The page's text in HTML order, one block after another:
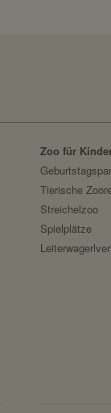
Benutzer.
Zoo für
Tierische
Streichelzoo
Spielplätze